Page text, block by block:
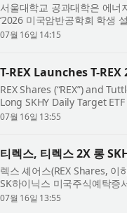
서울대학교 공과대학은 에너
‘2026 미국암반공학회 학생
Competition)’에서 1등상을
07월 16일 14:15
T-REX Launches T-
REX Shares (“REX”) and
Long SKHY Daily Target
hynix American Depositary
07월 16일 13:55
티렉스, 티렉스 2X 롱
렉스 셰어스(REX Shares, 이
SK하이닉스 미국주식예탁
하는 레버리지 ETF인 티렉스
07월 16일 13:55